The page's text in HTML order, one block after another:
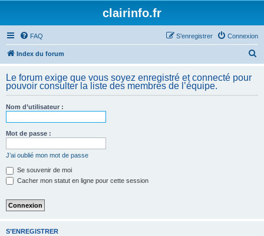
clairinfo.fr
FAQ Connexion
S’enregistrer
Index du forum
h
Le forum exige que vous soyez enregistré et connecté pour
pouvoir consulter la liste des membres de l’équipe.
Nom d’utilisateur :
Mot de passe :
J’ai oublié mon mot de passe
Se souvenir de moi
Cacher mon statut en ligne pour cette session
S’ENREGISTRER